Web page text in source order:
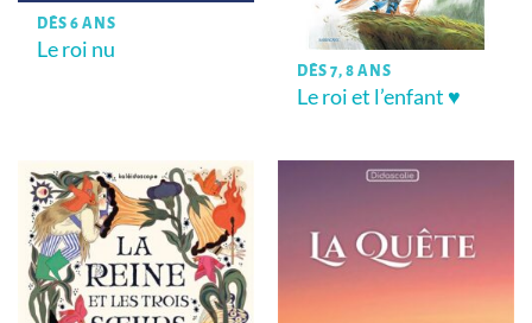
DÈS 6 ANS
Le roi nu
DÈS 7, 8 ANS
Le roi et l’enfant ♥